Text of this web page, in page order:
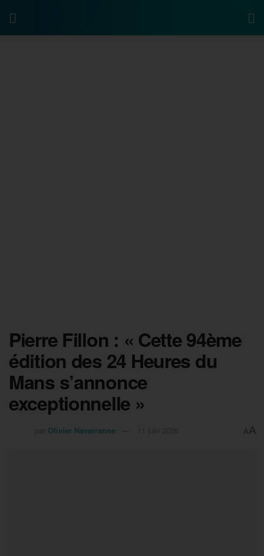
Pierre Fillon : « Cette 94ème
édition des 24 Heures du
Mans s’annonce
exceptionnelle »
Olivier Navarranne AA